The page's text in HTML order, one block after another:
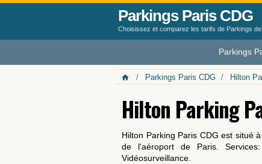
Parkings Paris CDG
Choisissez et comparez les tarifs de Parkings
Parkings
Parkings Paris CDG Hilton
Hilton Parking
Hilton Parking Paris CDG est situé
de l'aéroport de Paris.
Vidéosurveillance.